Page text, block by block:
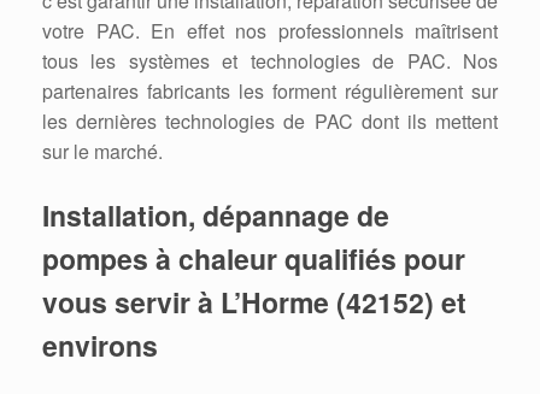
votre PAC. En effet nos professionnels maîtrisent
tous les systèmes et technologies de PAC. Nos
partenaires fabricants les forment régulièrement sur
les dernières technologies de PAC dont ils mettent
sur le marché.
Installation, dépannage de
pompes à chaleur qualifiés pour
vous servir à L’Horme (42152) et
environs